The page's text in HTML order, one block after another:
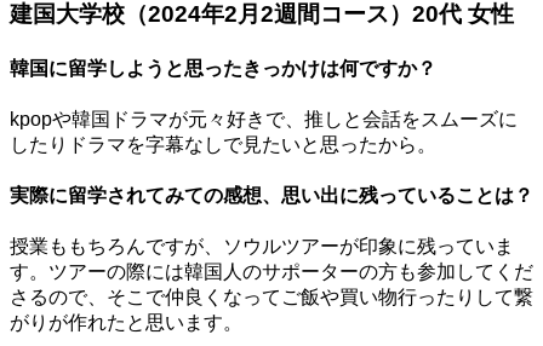
建国大学校（2024年2月2週間コース）20代 女性
韓国に留学しようと思ったきっかけは何ですか？
kpopや韓国ドラマが元々好きで、推しと会話をスムーズに
したりドラマを字幕なしで見たいと思ったから。
実際に留学されてみての感想、思い出に残っていることは？
授業ももちろんですが、ソウルツアーが印象に残っていま
す。ツアーの際には韓国人のサポーターの方も参加してくだ
さるので、そこで仲良くなってご飯や買い物行ったりして繋
がりが作れたと思います。